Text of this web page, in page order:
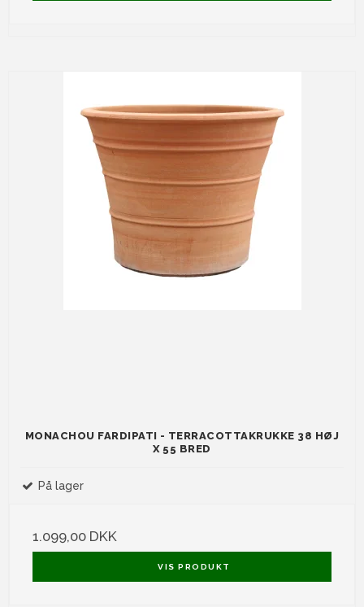
MONACHOU FARDIPATI - TERRACOTTAKRUKKE 38 HØJ
X 55 BRED
På lager
1.099,00 DKK
VIS PRODUKT